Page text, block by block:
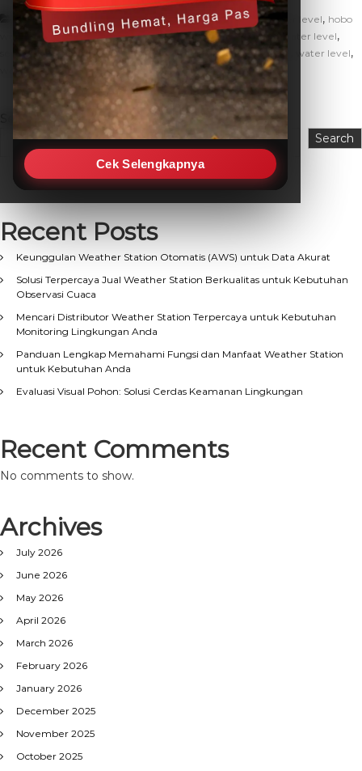
Cek Selengkapnya
Artikel cara kalibrasi water level,hobo ,hobo water level, hobo
water level sensor ,kalibrasi sensor ketinggian air , kalibrasi water level,
sensor air sensor ketinggian air, tutorial kalibrasi water level water level,
water level sensor
Search
Recent Posts
Keunggulan Weather Station Otomatis (AWS) untuk Data Akurat
Solusi Terpercaya Jual Weather Station Berkualitas untuk Kebutuhan
Observasi Cuaca
Mencari Distributor Weather Station Terpercaya untuk Kebutuhan
Monitoring Lingkungan Anda
Panduan Lengkap Memahami Fungsi dan Manfaat Weather Station
untuk Kebutuhan Anda
Evaluasi Visual Pohon: Solusi Cerdas Keamanan Lingkungan
Recent Comments
No comments to show.
Archives
July 2026
June 2026
May 2026
April 2026
March 2026
February 2026
January 2026
December 2025
November 2025
October 2025